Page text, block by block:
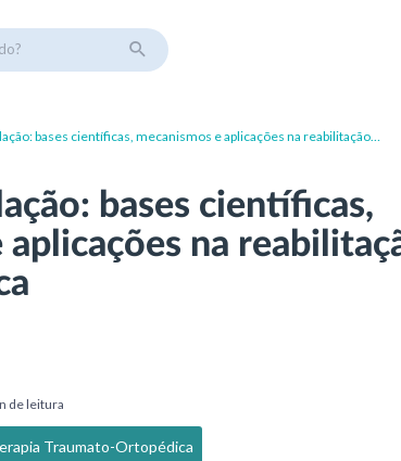
bases científicas, mecanismos e aplicações na reabilitação
bases científicas,
aplicações na
de leitura
Traumato-Ortopédica